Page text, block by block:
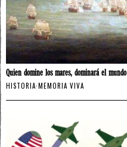
Quien domine los mares, dominará el mundo
HISTORIA·MEMORIA VIVA